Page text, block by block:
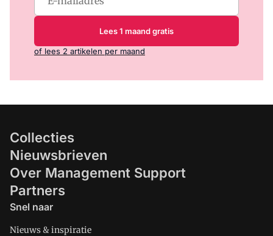
Lees 1 maand gratis
of lees 2 artikelen per maand
Collecties
Nieuwsbrieven
Over Management Support
Partners
Snel naar
Nieuws & inspiratie